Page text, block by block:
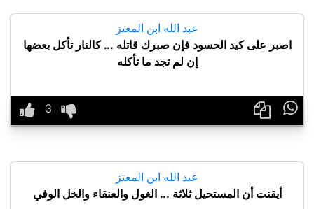
عبد الله ابن المعتز
اصبر على كيد الحسود فإن صبرك قاتله ... كالنار تأكل بعضها
إن لم تجد ما تأكله

عبد الله ابن المعتز
أيقنت أن المستحيل ثلاثة ... الغول والعنقاء والخل الوفي